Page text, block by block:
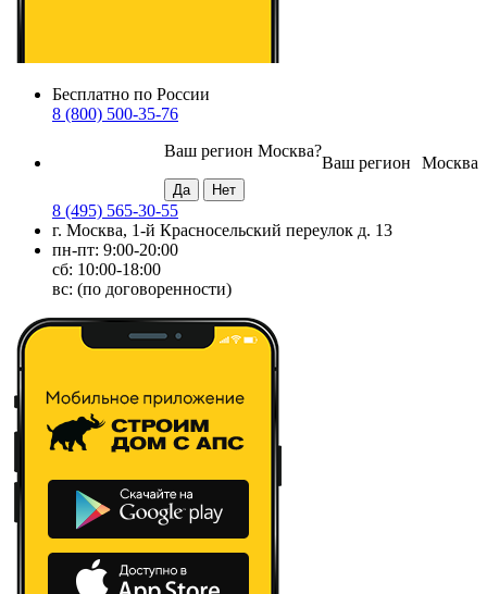
Бесплатно по России
8 (800) 500-35-76
Москва
Ваш регион
Ваш регион Москва?
8 (495) 565-30-55
г. Москва, 1-й Красносельский переулок д. 13
пн-пт: 9:00-20:00
сб: 10:00-18:00
вс: (по договоренности)